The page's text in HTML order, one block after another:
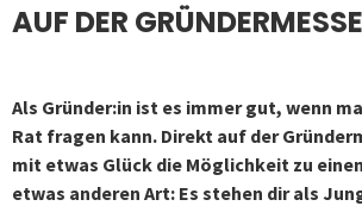
AUF DER
Als Gründer:in ist es immer gut, wenn
Rat fragen kann. Direkt auf der
mit etwas Glück die Möglichkeit zu
etwas anderen Art: Es stehen dir als